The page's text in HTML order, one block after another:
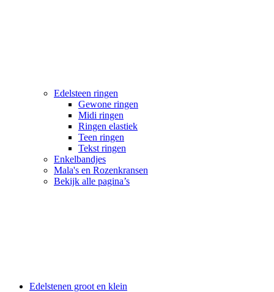
Edelsteen ringen
Gewone ringen
Midi ringen
Ringen elastiek
Teen ringen
Tekst ringen
Enkelbandjes
Mala's en Rozenkransen
Bekijk alle pagina’s
Edelstenen groot en klein